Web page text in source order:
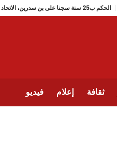
الحكم ب25 سنة سجنا على بن سدرين، الاتحاد الأوروبي يندد…
ثقافة إعلام فيديو